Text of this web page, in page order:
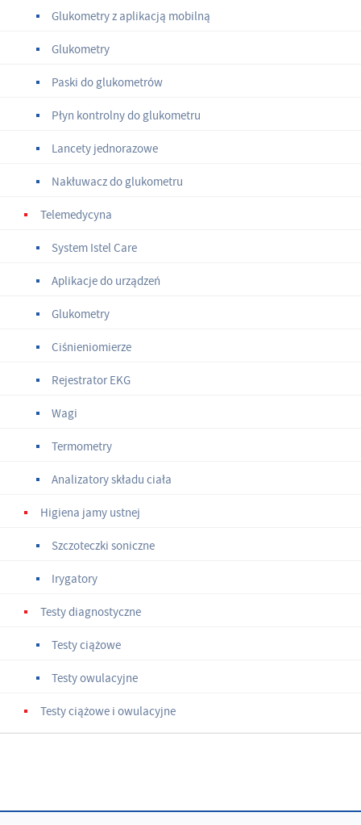
Glukometry z aplikacją mobilną
Glukometry
Paski do glukometrów
Płyn kontrolny do glukometru
Lancety jednorazowe
Nakłuwacz do glukometru
Telemedycyna
System Istel Care
Aplikacje do urządzeń
Glukometry
Ciśnieniomierze
Rejestrator EKG
Wagi
Termometry
Analizatory składu ciała
Higiena jamy ustnej
Szczoteczki soniczne
Irygatory
Testy diagnostyczne
Testy ciążowe
Testy owulacyjne
Testy ciążowe i owulacyjne